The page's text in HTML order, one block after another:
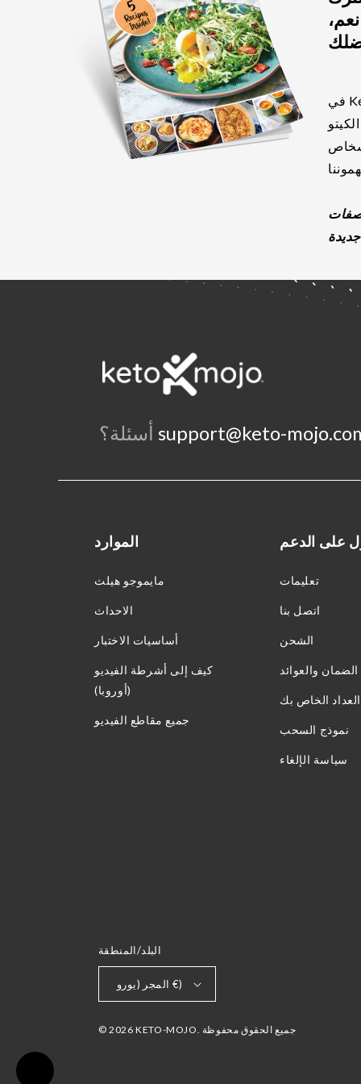
نعم،
في Keto-Mojo ، نؤمن بالمشاركة - مشاركة أخبار
الآن ووقع في حب 5 وصفات
أسئلة؟ support@keto-
الموارد
مايموجو هيلث
الاحداث
أساسيات الاختبار
كيف إلى أشرطة الفيديو
(أوروبا)
جميع مقاطع الفيديو
على الدعم
تعليمات
اتصل بنا
الشحن
الضمان والعوائد
الخاص بك
نموذج السحب
سياسة الإلغاء
البلد/المنطقة
المجر (يورو €)
© 2026 KETO-MOJO. جميع الحقوق محفوظة